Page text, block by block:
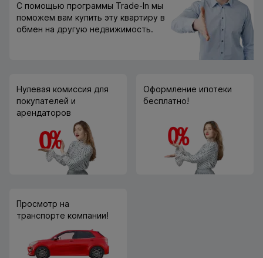
С помощью программы Trade-In мы
поможем вам купить эту квартиру в
обмен на другую недвижимость.
Нулевая комиссия для
покупателей и
арендаторов
Оформление ипотеки
бесплатно!
Просмотр на
транспорте компании!